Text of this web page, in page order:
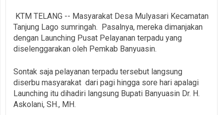
KTM TELANG -- Masyarakat Desa Mulyasari Kecamatan
Tanjung Lago sumringah. Pasalnya, mereka dimanjakan
dengan Launching Pusat Pelayanan terpadu yang
diselenggarakan oleh Pemkab Banyuasin.
Sontak saja pelayanan terpadu tersebut langsung
diserbu masyarakat dari pagi hingga sore hari apalagi
Launching itu dihadiri langsung Bupati Banyuasin Dr. H.
Askolani, SH., MH.